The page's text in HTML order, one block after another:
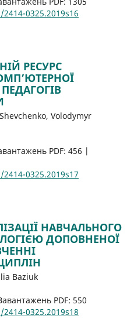
0325.2019s16
РЕСУРС
Volodymyr
PDF: 456 |
0325.2019s17
НАВЧАЛЬНОГО
ДОПОВНЕНОЇ
Baziuk
PDF: 550
0325.2019s18